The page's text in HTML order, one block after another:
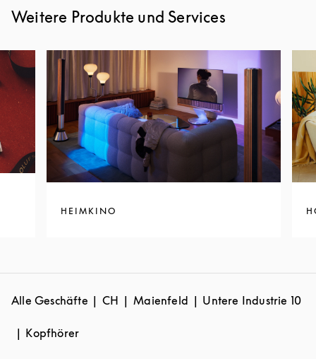
Weitere Produkte und Services
HEIMKINO
Alle Geschäfte CH Maienfeld Untere Industrie 10
Kopfhörer